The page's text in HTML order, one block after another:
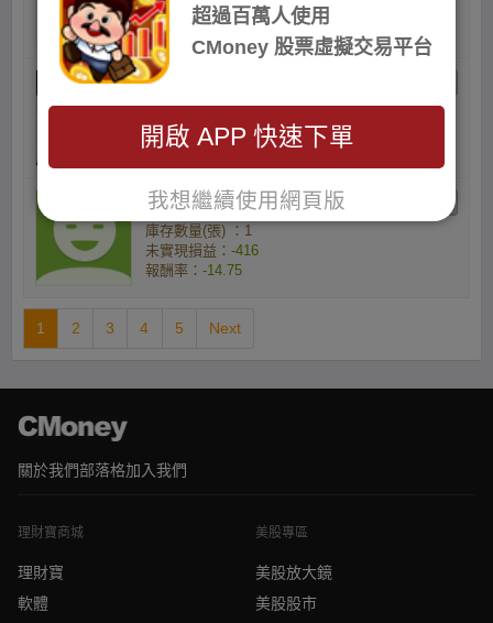
未實現損益：-870
報酬率：-10.92
Easier Lee的多1.43
庫存數量(張) ：20
未實現損益：-8,189
報酬率： -14.47
dtust6hrmy的小資族
庫存數量(張) ：1
未實現損益： -416
報酬率： -14.75
1 2 3 4 5 Next
關於我們部落格加入我們
理財寶商城
理財寶
軟體
美股專區
美股放大鏡
美股股市
超過百萬人使用
CMoney 股票虛擬交易平台
開啟 APP 快速下單
我想繼續使用網頁版